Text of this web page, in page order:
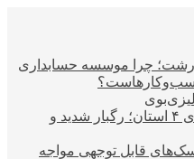
رشت؛ چرا موسسه حسابداری
کسب‌وکارهاست؟
هشدار نارنجی هواشناسی برای ۴ استان؛ رگبار شدید و
قابل توجهی مواجه